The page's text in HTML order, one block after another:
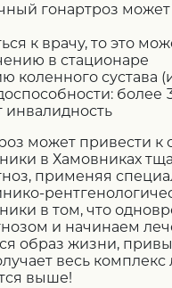
гонартроз
к врачу, то это
в стационаре
коленного сустава
более
может привести
в Хамовниках
применяя
в том, что
и начинаем
образ жизни,
весь
выше!